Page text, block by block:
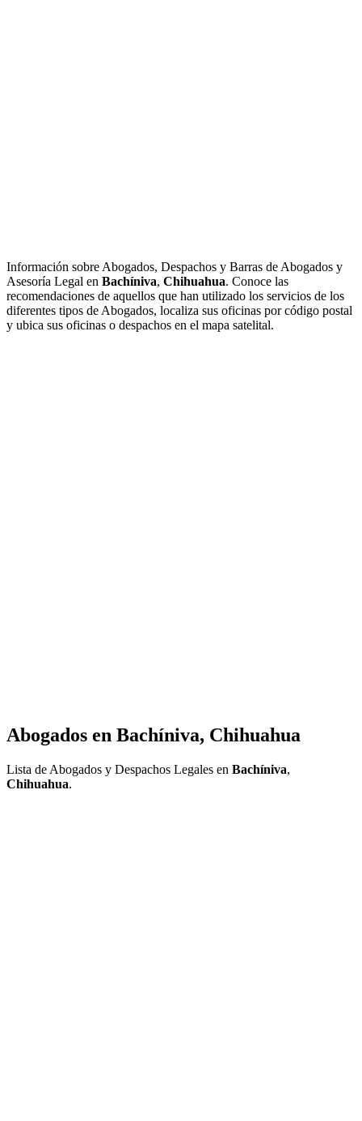
Información sobre Abogados, Despachos y Barras de Abogados y
Asesoría Legal en Bachíniva, Chihuahua. Conoce las
recomendaciones de aquellos que han utilizado los servicios de los
diferentes tipos de Abogados, localiza sus oficinas por código postal
y ubica sus oficinas o despachos en el mapa satelital.
Abogados en Bachíniva, Chihuahua
Lista de Abogados y Despachos Legales en Bachíniva,
Chihuahua.